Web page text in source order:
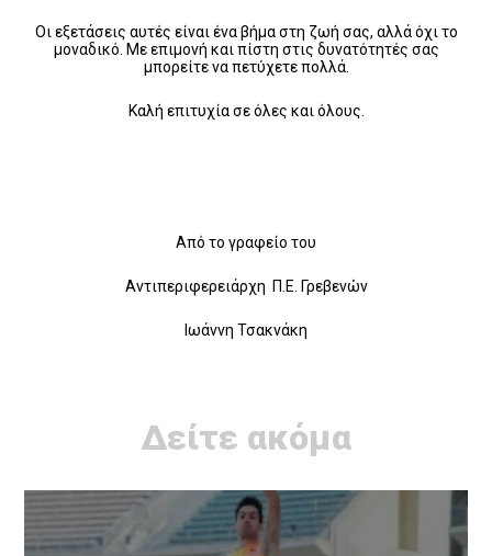
Οι εξετάσεις αυτές είναι ένα βήμα στη ζωή σας, αλλά όχι το
μοναδικό. Με επιμονή και πίστη στις δυνατότητές σας
μπορείτε να πετύχετε πολλά.
Καλή επιτυχία σε όλες και όλους.
Από το γραφείο του
Αντιπεριφερειάρχη Π.Ε. Γρεβενών
Ιωάννη Τσακνάκη
Δείτε ακόμα